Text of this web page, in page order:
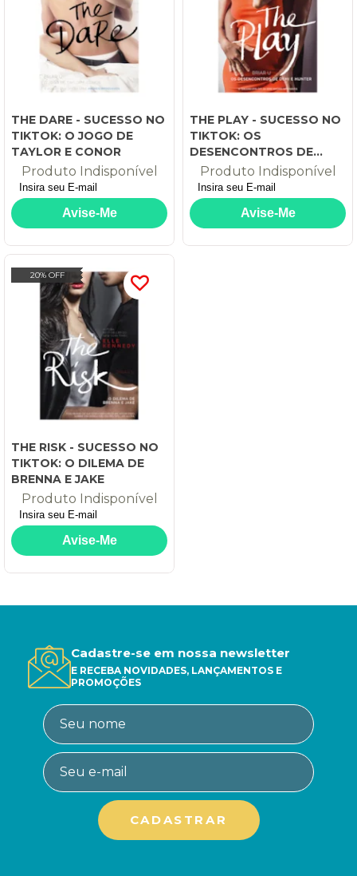
THE DARE - SUCESSO NO
TIKTOK: O JOGO DE
TAYLOR E CONOR
Produto Indisponível
THE PLAY - SUCESSO NO
TIKTOK: OS
DESENCONTROS DE
DEMI E HUNTER
Produto Indisponível
20% OFF
THE RISK - SUCESSO NO
TIKTOK: O DILEMA DE
BRENNA E JAKE
Produto Indisponível
Cadastre-se em nossa newsletter
E RECEBA NOVIDADES, LANÇAMENTOS E
PROMOÇÕES